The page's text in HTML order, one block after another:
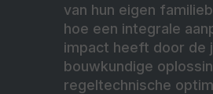
van hun eigen
hoe een integrale
impact heeft door de
bouwkundige
regeltechnische